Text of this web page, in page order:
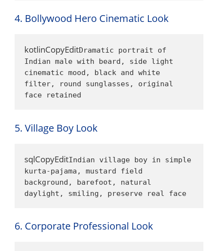
4. Bollywood Hero Cinematic Look
kotlinCopyEditDramatic portrait of
Indian male with beard, side light
cinematic mood, black and white
filter, round sunglasses, original
face retained
5. Village Boy Look
sqlCopyEditIndian village boy in simple
kurta-pajama, mustard field
background, barefoot, natural
daylight, smiling, preserve real face
6. Corporate Professional Look